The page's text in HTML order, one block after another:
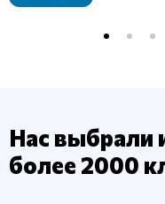
Нас выбрали
более 2000